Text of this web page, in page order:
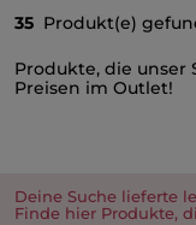
35 Produkt(e)
Produkte, die unser
Preisen im Outlet!
Deine Suche lieferte
Finde hier Produkte,